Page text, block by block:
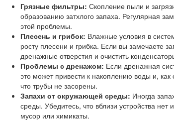
Грязные фильтры: Скопление пыли и
образованию затхлого запаха. Регулярная
этой проблемы.
Плесень и грибок: Влажные условия в
росту плесени и грибка. Если вы замечаете
дренажные отверстия и очистить
Проблемы с дренажом: Если дренажная
это может привести к накоплению воды и,
что трубы не засорены.
Запахи от окружающей среды: Иногда
среды. Убедитесь, что вблизи устройства нет
мусор или химикаты.